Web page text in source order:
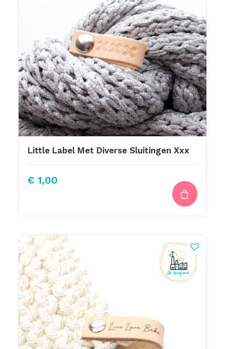
Little Label Met Diverse Sluitingen Xxx
€ 1,00